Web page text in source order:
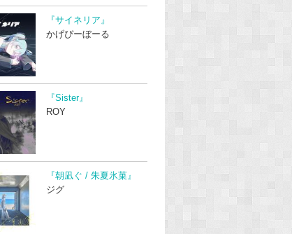
『サイネリア』
かげぴーぼーる
『Sister』
ROY
『朝凪ぐ / 朱夏氷菓』
ジグ